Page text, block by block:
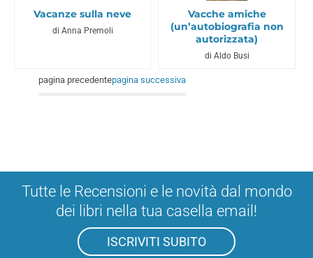
Vacanze sulla neve
di Anna Premoli
Vacche amiche
(un’autobiografia non
autorizzata)
di Aldo Busi
pagina precedentepagina successiva
Tutte le Recensioni e le novità dal mondo
dei libri nella tua casella email!
ISCRIVITI SUBITO